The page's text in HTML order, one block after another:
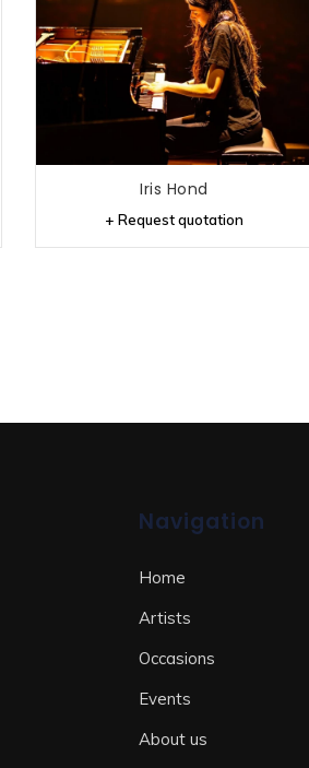
Iris Hond
+ Request quotation
Navigation
Home
Artists
Occasions
Events
About us